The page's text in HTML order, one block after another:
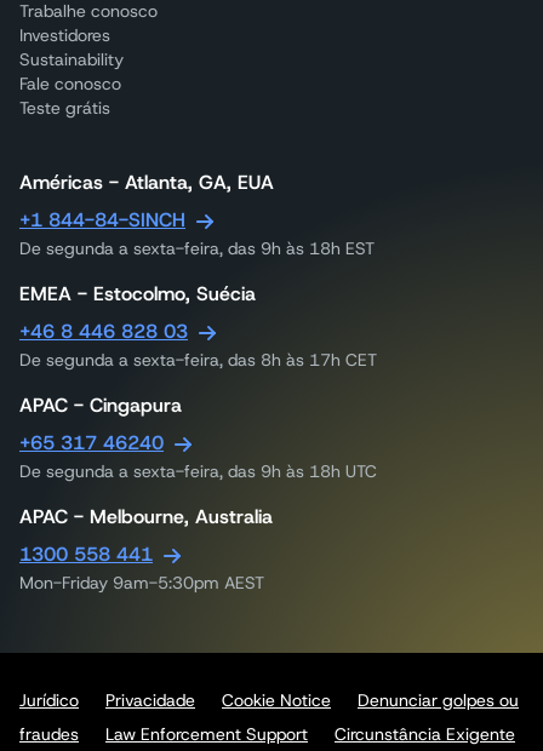
Trabalhe conosco
Investidores
Sustainability
Fale conosco
Teste grátis
Américas - Atlanta, GA, EUA
+1 844-84-SINCH
De segunda a sexta-feira, das 9h às 18h EST
EMEA - Estocolmo, Suécia
+46 8 446 828 03
De segunda a sexta-feira, das 8h às 17h CET
APAC - Cingapura
+65 317 46240
De segunda a sexta-feira, das 9h às 18h UTC
APAC - Melbourne, Australia
1300 558 441
Mon-Friday 9am-5:30pm AEST
Jurídico Privacidade Cookie Notice
Denunciar golpes ou
fraudes
Law Enforcement Support Circunstância Exigente